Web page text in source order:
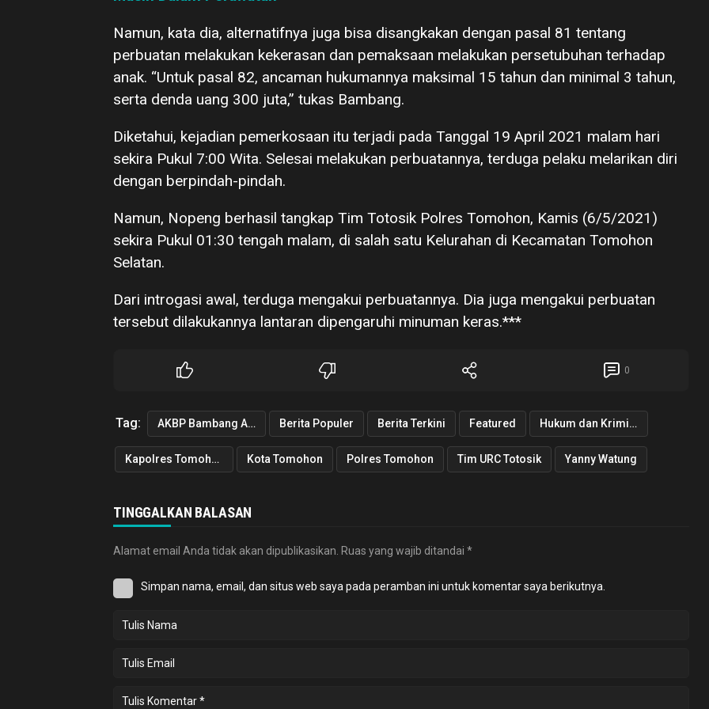
Namun, kata dia, alternatifnya juga bisa disangkakan dengan pasal 81 tentang
perbuatan melakukan kekerasan dan pemaksaan melakukan persetubuhan terhadap
anak. “Untuk pasal 82, ancaman hukumannya maksimal 15 tahun dan minimal 3 tahun,
serta denda uang 300 juta,” tukas Bambang.
Diketahui, kejadian pemerkosaan itu terjadi pada Tanggal 19 April 2021 malam hari
sekira Pukul 7:00 Wita. Selesai melakukan perbuatannya, terduga pelaku melarikan diri
dengan berpindah-pindah.
Namun, Nopeng berhasil tangkap Tim Totosik Polres Tomohon, Kamis (6/5/2021)
sekira Pukul 01:30 tengah malam, di salah satu Kelurahan di Kecamatan Tomohon
Selatan.
Dari introgasi awal, terduga mengakui perbuatannya. Dia juga mengakui perbuatan
tersebut dilakukannya lantaran dipengaruhi minuman keras.***
0
Tag: AKBP Bambang Ashari Gatot Berita Populer Berita Terkini Featured Hukum dan Kriminal
Kapolres Tomohon Kota Tomohon Polres Tomohon Tim URC Totosik Yanny Watung
TINGGALKAN BALASAN
Alamat email Anda tidak akan dipublikasikan. Ruas yang wajib ditandai *
Simpan nama, email, dan situs web saya pada peramban ini untuk komentar saya berikutnya.